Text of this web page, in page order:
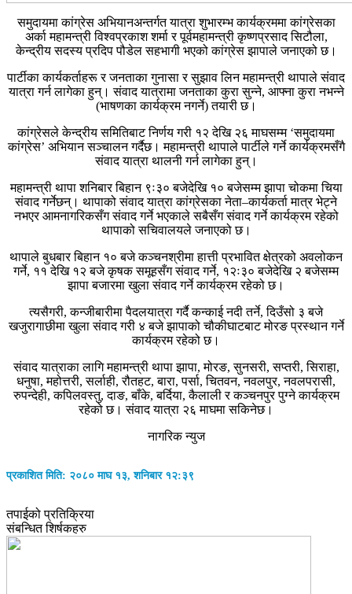
समुदायमा कांग्रेस अभियानअन्तर्गत यात्रा शुभारम्भ कार्यक्रममा कांग्रेसका
अर्का महामन्त्री विश्वप्रकाश शर्मा र पूर्वमहामन्त्री कृष्णप्रसाद सिटौला,
केन्द्रीय सदस्य प्रदिप पौडेल सहभागी भएको कांग्रेस झापाले जनाएको छ।
पार्टीका कार्यकर्ताहरू र जनताका गुनासा र सुझाव लिन महामन्त्री थापाले संवाद
यात्रा गर्न लागेका हुन्। संवाद यात्रामा जनताका कुरा सुन्ने, आफ्ना कुरा नभन्ने
(भाषणका कार्यक्रम नगर्ने) तयारी छ।
कांग्रेसले केन्द्रीय समितिबाट निर्णय गरी १२ देखि २६ माघसम्म ‘समुदायमा
कांग्रेस’ अभियान सञ्चालन गर्दैछ। महामन्त्री थापाले पार्टीले गर्ने कार्यक्रमसँगै
संवाद यात्रा थालनी गर्न लागेका हुन्।
महामन्त्री थापा शनिबार बिहान ९ः३० बजेदेखि १० बजेसम्म झापा चोकमा चिया
संवाद गर्नेछन्। थापाको संवाद यात्रा कांग्रेसका नेता–कार्यकर्ता मात्र भेट्ने
नभएर आमनागरिकसँग संवाद गर्ने भएकाले सबैसँग संवाद गर्ने कार्यक्रम रहेको
थापाको सचिवालयले जनाएको छ।
थापाले बुधबार बिहान १० बजे कञ्चनश्रीमा हात्ती प्रभावित क्षेत्रको अवलोकन
गर्ने, ११ देखि १२ बजे कृषक समूहसँग संवाद गर्ने, १२ः३० बजेदेखि २ बजेसम्म
झापा बजारमा खुला संवाद गर्ने कार्यक्रम रहेको छ।
त्यसैगरी, कन्जीबारीमा पैदलयात्रा गर्दै कन्काई नदी तर्ने, दिउँसो ३ बजे
खजुरागाछीमा खुला संवाद गरी ४ बजे झापाको चौकीघाटबाट मोरङ प्रस्थान गर्ने
कार्यक्रम रहेको छ।
संवाद यात्राका लागि महामन्त्री थापा झापा, मोरङ, सुनसरी, सप्तरी, सिराहा,
धनुषा, महोत्तरी, सर्लाही, रौतहट, बारा, पर्सा, चितवन, नवलपुर, नवलपरासी,
रुपन्देही, कपिलवस्तु, दाङ, बाँके, बर्दिया, कैलाली र कञ्चनपुर पुग्ने कार्यक्रम
रहेको छ। संवाद यात्रा २६ माघमा सकिनेछ।
नागरिक न्युज
प्रकाशित मिति: २०८० माघ १३, शनिबार १२:३९
तपाईको प्रतिक्रिया
संबन्धित शिर्षकहरु